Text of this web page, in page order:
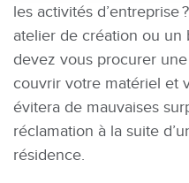
les activités d’entreprise
atelier de création ou un
devez vous procurer
couvrir votre matériel et
évitera de mauvaises
réclamation à la suite
résidence.